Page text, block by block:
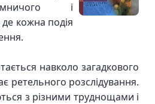
і
кожна подія
навколо загадкового
ретельного розслідування.
з різними труднощами і